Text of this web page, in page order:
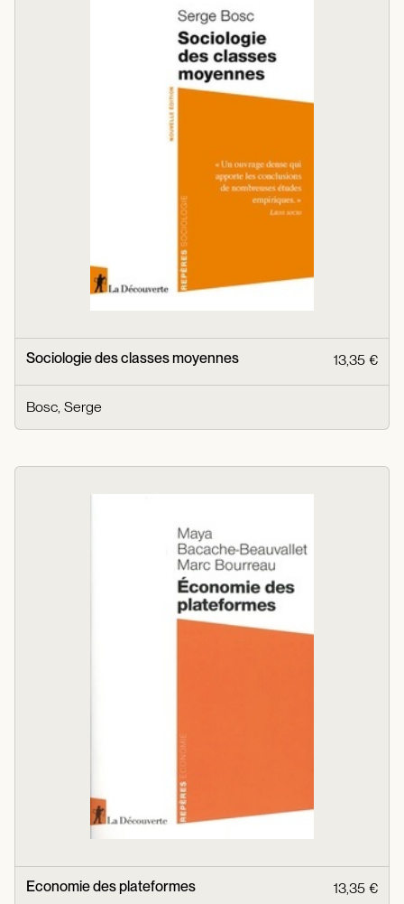
Sociologie des classes moyennes 13,35 €
Bosc, Serge
Economie des plateformes 13,35 €